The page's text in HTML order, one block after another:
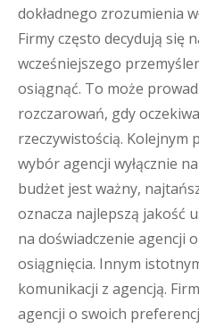
dokładnego zrozumienia
Firmy często decydują się
wcześniejszego
osiągnąć. To może
rozczarowań, gdy
rzeczywistością. Kolejnym
wybór agencji wyłącznie
budżet jest ważny,
oznacza najlepszą jakość
na doświadczenie agencji
osiągnięcia. Innym
komunikacji z agencją.
agencji o swoich